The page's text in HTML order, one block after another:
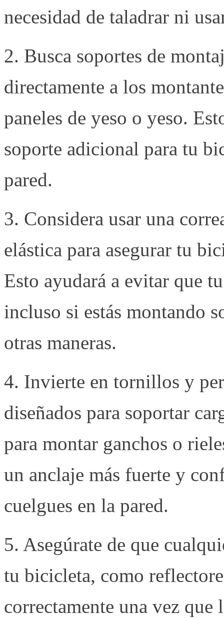
necesidad de taladrar ni
2. Busca soportes de
directamente a los
paneles de yeso o yeso.
soporte adicional para tu
pared.
3. Considera usar una
elástica para asegurar tu
Esto ayudará a evitar que
incluso si estás montando
otras maneras.
4. Invierte en tornillos y
diseñados para soportar
para montar ganchos o
un anclaje más fuerte y
cuelgues en la pared.
5. Asegúrate de que
tu bicicleta, como
correctamente una vez que